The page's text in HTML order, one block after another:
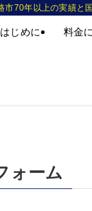
70年以上の実績
はじめに 料金
ォーム